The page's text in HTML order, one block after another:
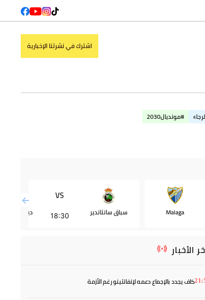
اشترك في نشرتنا الإخبارية
#مونديال2030
Malaga سباق سانتاندير
VS
18:30 ديبورتيفو
الأخبار
كاف يجدد بالإجماع دعمه لإنفانتينو رغم الأزمة